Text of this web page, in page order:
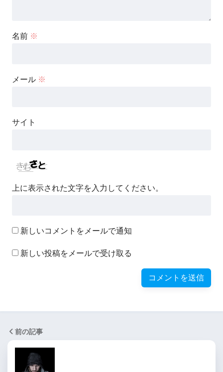
名前 ※
メール ※
サイト
上に表示された文字を入力してください。
新しいコメントをメールで通知
新しい投稿をメールで受け取る
前の記事